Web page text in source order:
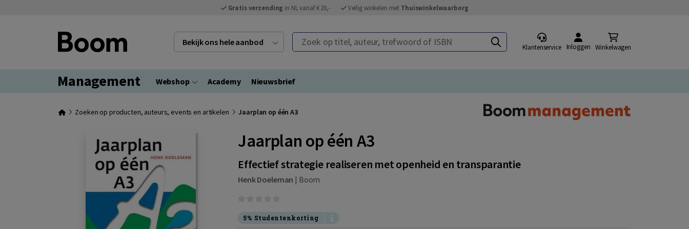
Gratis verzending in NL vanaf € 20,- Veilig winkelen met Thuiswinkelwaarborg
Bekijk ons hele aanbod Zoek op titel, auteur, trefwoord of ISBN
Klantenservice Inloggen Winkelwagen
Management Webshop Academy Nieuwsbrief
Zoeken op producten, auteurs, events en artikelen Jaarplan op één A3
Jaarplan op één A3
Effectief strategie realiseren met openheid en transparantie
Henk Doeleman | Boom
5% Studentenkorting